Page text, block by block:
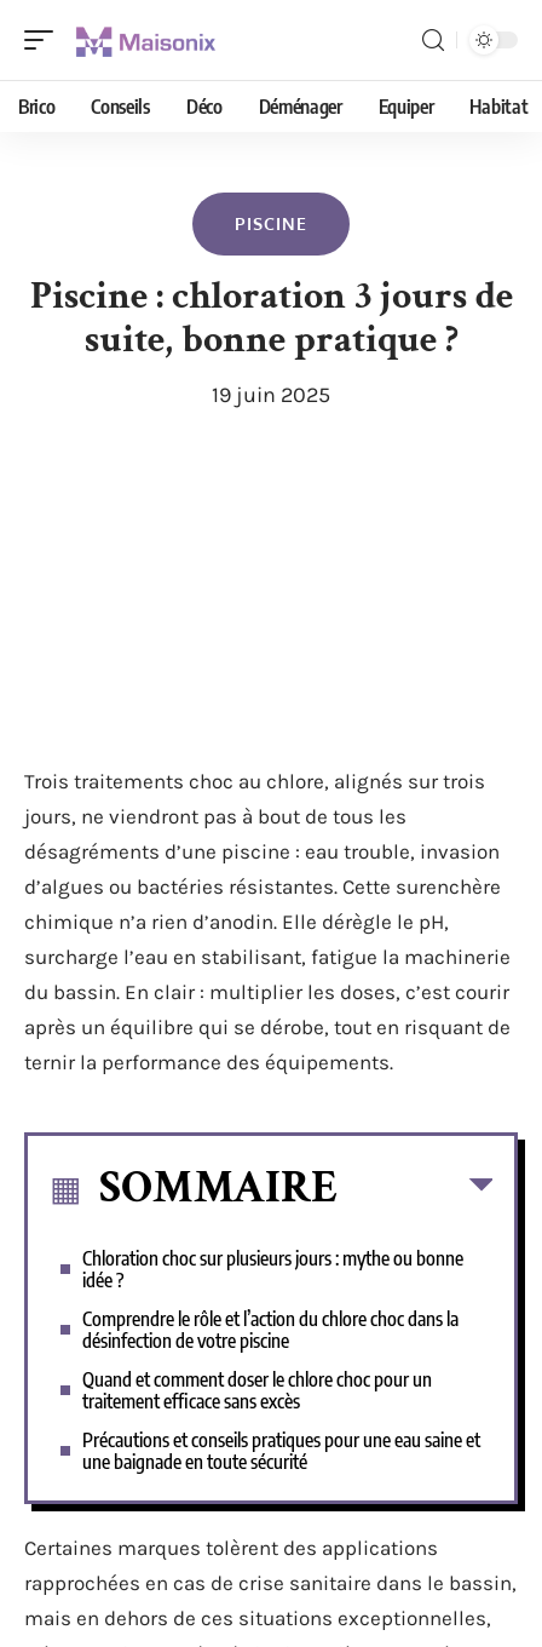
Brico Conseils Déco Déménager Equiper Habitat
PISCINE
Piscine : chloration 3 jours de
suite, bonne pratique ?
19 juin 2025
Trois traitements choc au chlore, alignés sur trois
jours, ne viendront pas à bout de tous les
désagréments d’une piscine : eau trouble, invasion
d’algues ou bactéries résistantes. Cette surenchère
chimique n’a rien d’anodin. Elle dérègle le pH,
surcharge l’eau en stabilisant, fatigue la machinerie
du bassin. En clair : multiplier les doses, c’est courir
après un équilibre qui se dérobe, tout en risquant de
ternir la performance des équipements.
SOMMAIRE
Chloration choc sur plusieurs jours : mythe ou bonne
idée ?
Comprendre le rôle et l’action du chlore choc dans la
désinfection de votre piscine
Quand et comment doser le chlore choc pour un
traitement efficace sans excès
Précautions et conseils pratiques pour une eau saine et
une baignade en toute sécurité
Certaines marques tolèrent des applications
rapprochées en cas de crise sanitaire dans le bassin,
mais en dehors de ces situations exceptionnelles,